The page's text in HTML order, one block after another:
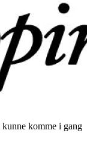
komme i gang